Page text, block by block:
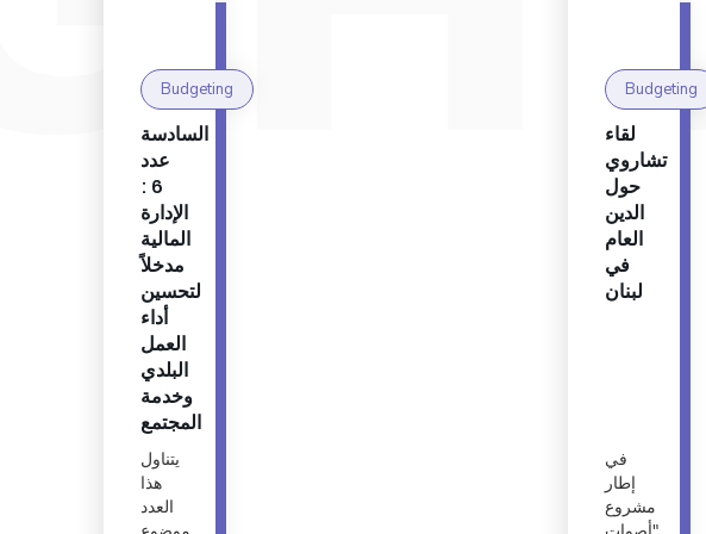
Budgeting
السادسة
عدد
6 :
الإدارة
المالية
مدخلاً
لتحسين
أداء
العمل
البلدي
وخدمة
المجتمع
يتناول
هذا
العدد
Budgeting
لقاء
تشاروي
حول
الدين
العام
في
لبنان
في
إطار
مشروع